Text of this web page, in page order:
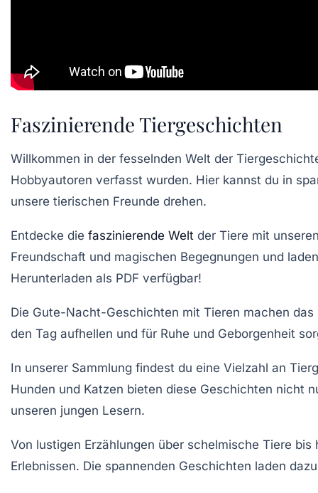
Faszinierende Tiergeschichten
Willkommen in der fesselnden Welt der
Hobbyautoren verfasst wurden. Hier kannst du in
unsere tierischen Freunde drehen.
Entdecke die faszinierende Welt der Tiere mit
Freundschaft und magischen Begegnungen und
Herunterladen als PDF verfügbar!
Die Gute-Nacht-Geschichten mit Tieren machen
den Tag aufhellen und für Ruhe und Geborgenheit
In unserer Sammlung findest du eine Vielzahl an
Hunden und Katzen bieten diese Geschichten nicht
unseren jungen Lesern.
Von lustigen Erzählungen über schelmische Tiere bis
Erlebnissen. Die spannenden Geschichten laden